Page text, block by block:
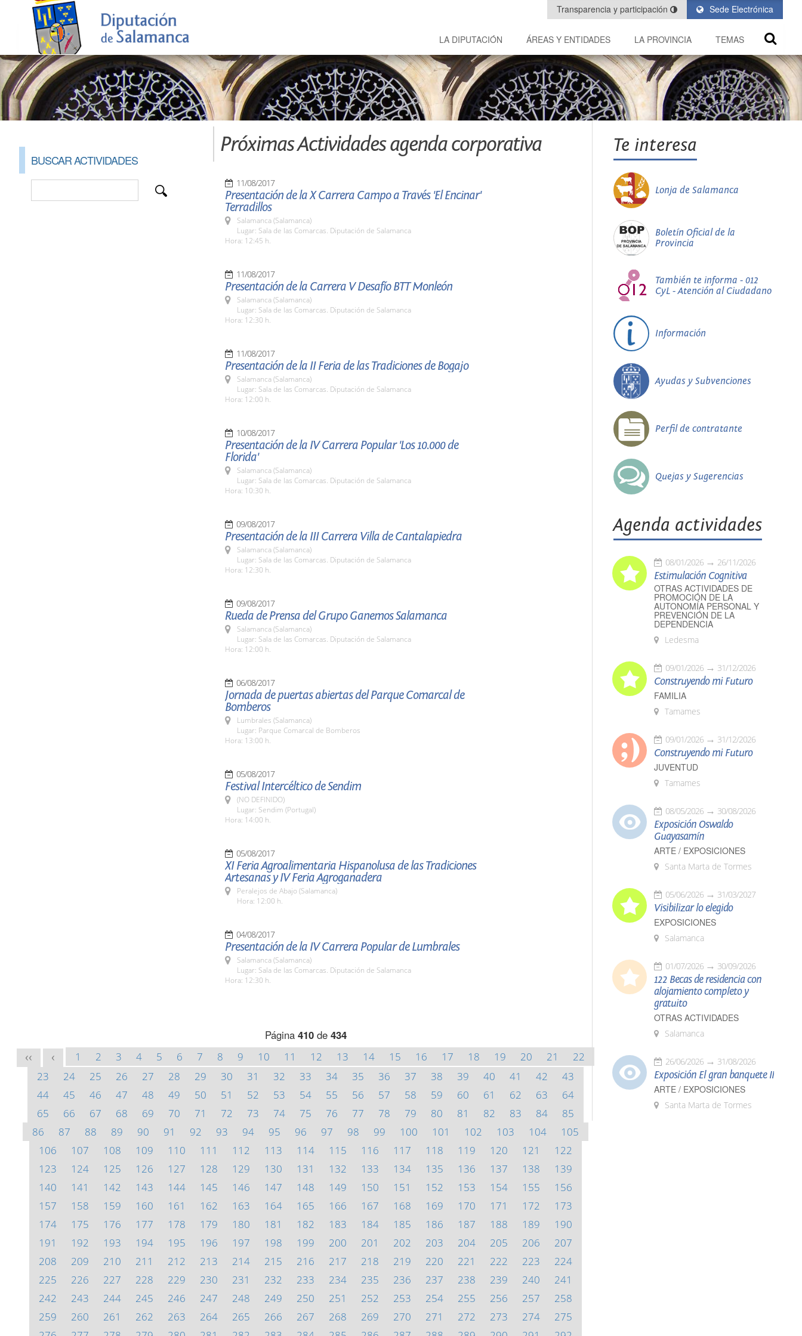
Sede Electrónica
Transparencia y participación
LA DIPUTACIÓN ÁREAS Y ENTIDADES LA PROVINCIA TEMAS
BUSCAR ACTIVIDADES
Próximas Actividades agenda corporativa
11/08/2017
Presentación de la X Carrera Campo a Través 'El Encinar'
Terradillos
Salamanca (Salamanca)
Lugar: Sala de las Comarcas. Diputación de Salamanca
Hora: 12:45 h.
11/08/2017
Presentación de la Carrera V Desafío BTT Monleón
Salamanca (Salamanca)
Lugar: Sala de las Comarcas. Diputación de Salamanca
Hora: 12:30 h.
11/08/2017
Presentación de la II Feria de las Tradiciones de Bogajo
Salamanca (Salamanca)
Lugar: Sala de las Comarcas. Diputación de Salamanca
Hora: 12:00 h.
10/08/2017
Presentación de la IV Carrera Popular 'Los 10.000 de
Florida'
Salamanca (Salamanca)
Lugar: Sala de las Comarcas. Diputación de Salamanca
Hora: 10:30 h.
09/08/2017
Presentación de la III Carrera Villa de Cantalapiedra
Salamanca (Salamanca)
Lugar: Sala de las Comarcas. Diputación de Salamanca
Hora: 12:30 h.
09/08/2017
Rueda de Prensa del Grupo Ganemos Salamanca
Salamanca (Salamanca)
Lugar: Sala de las Comarcas. Diputación de Salamanca
Hora: 12:00 h.
06/08/2017
Jornada de puertas abiertas del Parque Comarcal de
Bomberos
Lumbrales (Salamanca)
Lugar: Parque Comarcal de Bomberos
Hora: 13:00 h.
05/08/2017
Festival Intercéltico de Sendim
(NO DEFINIDO)
Lugar: Sendim (Portugal)
Hora: 14:00 h.
05/08/2017
XI Feria Agroalimentaria Hispanolusa de las Tradiciones
Artesanas y IV Feria Agroganadera
Peralejos de Abajo (Salamanca)
Hora: 12:00 h.
04/08/2017
Presentación de la IV Carrera Popular de Lumbrales
Salamanca (Salamanca)
Lugar: Sala de las Comarcas. Diputación de Salamanca
Hora: 12:30 h.
Página 410de 434
<< < 1 2 3 4 5 6 7 8 9 10 11 12 13 14 15 16 17 18 19 20 21
22
23
24 25 26 27 28 29 30 31 32 33 34 35 36 37 38 39 40 41 42
43
44
45 46 47 48 49 50 51 52 53 54 55 56 57 58 59 60 61 62 63
64
65
66 67 68 69 70 71 72 73 74 75 76 77 78 79 80 81 82 83 84
85
86
87 88 89 90 91 92 93 94 95 96 97 98 99 100 101 102 103 104
105
106
107 108 109 110 111 112 113 114 115 116 117 118 119 120 121
122
123
124 125 126 127 128 129 130 131 132 133 134 135 136 137 138
139
140
141 142 143 144 145 146 147 148 149 150 151 152 153 154 155
156
157
158 159 160 161 162 163 164 165 166 167 168 169 170 171 172
173
174
175 176 177 178 179 180 181 182 183 184 185 186 187 188 189
190
191
192 193 194 195 196 197 198 199 200 201 202 203 204 205 206
207
208
209 210 211 212 213 214 215 216 217 218 219 220 221 222 223
224
225
226 227 228 229 230 231 232 233 234 235 236 237 238 239 240
241
242
243 244 245 246 247 248 249 250 251 252 253 254 255 256 257
258
259
260 261 262 263 264 265 266 267 268 269 270 271 272 273 274
275
Te interesa
Lonja de Salamanca
Boletín Oficial de la
Provincia
También te informa - 012
CyL - Atención al Ciudadano
Información
Ayudas y Subvenciones
Perfil de contratante
Quejas y Sugerencias
Agenda actividades
08/01/2026 26/11/2026
Estimulación Cognitiva
OTRAS ACTIVIDADES DE
PROMOCIÓN DE LA
AUTONOMÍA PERSONAL Y
PREVENCIÓN DE LA
DEPENDENCIA
Ledesma
09/01/2026 31/12/2026
Construyendo mi Futuro
FAMILIA
Tamames
09/01/2026 31/12/2026
Construyendo mi Futuro
JUVENTUD
Tamames
08/05/2026 30/08/2026
Exposición Oswaldo
Guayasamín
ARTE / EXPOSICIONES
Santa Marta de Tormes
05/06/2026 31/03/2027
Visibilizar lo elegido
EXPOSICIONES
Salamanca
01/07/2026 30/09/2026
122 Becas de residencia con
alojamiento completo y
gratuito
OTRAS ACTIVIDADES
Salamanca
26/06/2026 31/08/2026
Exposición El gran banquete II
ARTE / EXPOSICIONES
Santa Marta de Tormes